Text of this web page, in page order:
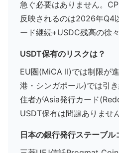
急ぐ必要はありません。
反映されるのは2026年Q4
ード継続+USDC残高の徐
USDT保有のリスクは？
EU圏(MiCA II)では制限が
港・シンガポール)では引
住者がAsia発行カード
USDT保有は問題ありません
日本の銀行発行ステーブル